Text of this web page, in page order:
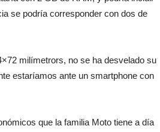
se podría corresponder con dos de
milímetrors, no se ha desvelado su
estaríamos ante un smartphone con
que la familia Moto tiene a día